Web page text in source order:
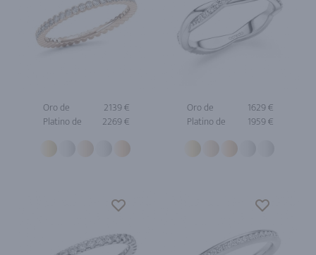
Oro de
2139 €
Platino de
2269 €
Oro de
1629 €
Platino de
1959 €